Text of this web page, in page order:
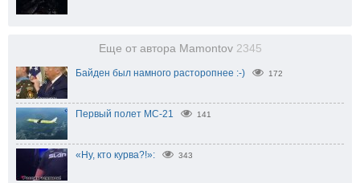
Еще от автора Mamontov 2345
Байден был намного расторопнее :-) 172
Первый полет МС-21 141
«Ну, кто курва?!»: 343